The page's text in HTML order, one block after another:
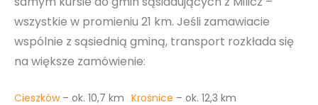
wszystkie w promieniu 21 km. Jeśli zamawiacie
wspólnie z sąsiednią gminą, transport rozkłada się
na większe zamówienie:
Cieszków – ok. 10,7 km Krośnice – ok. 12,3 km